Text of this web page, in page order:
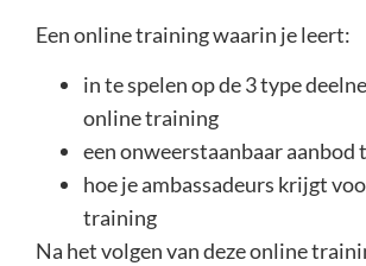
Een online training waarin je leert:
in te spelen op de 3 type
online training
een onweerstaanbaar aanbod
hoe je ambassadeurs krijgt
training
Na het volgen van deze online